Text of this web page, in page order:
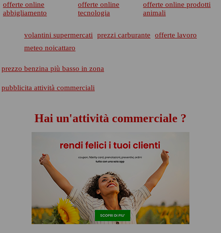
offerte online
abbigliamento
offerte online
tecnologia
offerte online prodotti
animali
volantini supermercati prezzi carburante
offerte lavoro
meteo noicattaro
prezzo benzina più basso in zona
pubblicita attività commerciali
Hai un'attività commerciale ?